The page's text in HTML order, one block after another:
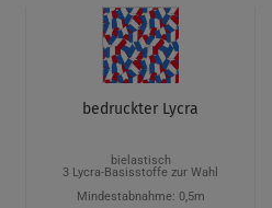
bedruckter Lycra
bielastisch
3 Lycra-Basisstoffe zur Wahl
Mindestabnahme: 0,5m